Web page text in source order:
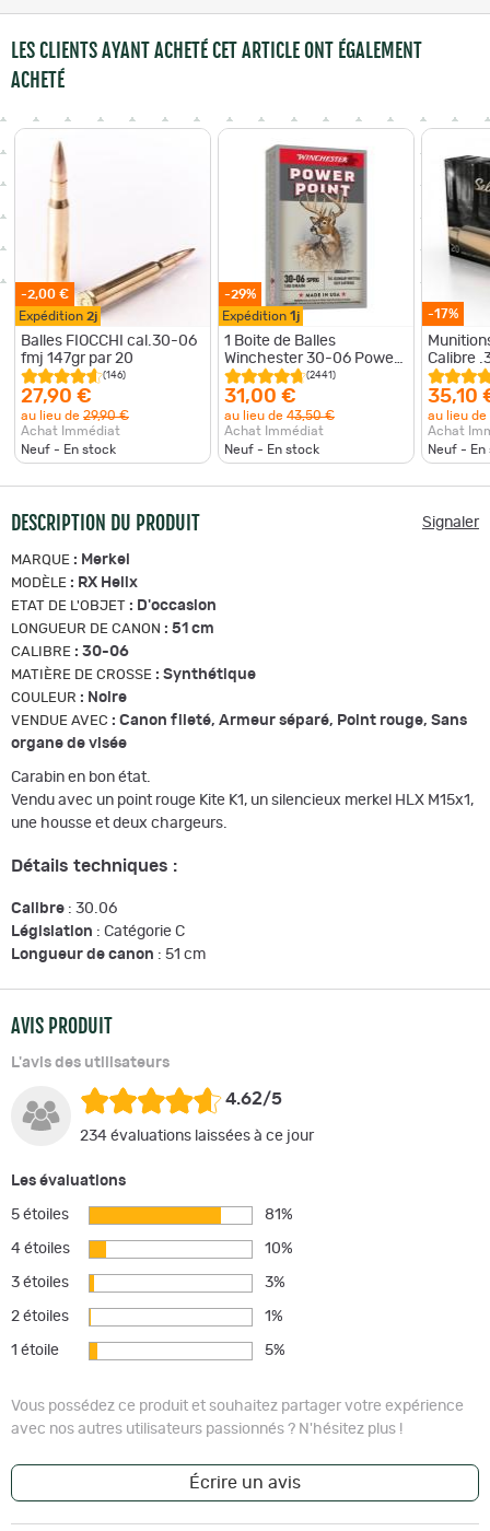
LES CLIENTS AYANT ACHETÉ CET ARTICLE ONT ÉGALEMENT
ACHETÉ
-2,00 €
Expédition 2j
Balles FIOCCHI cal.30-06
fmj 147gr par 20
(146)
27,90 €
au lieu de 29,90 €
Achat Immédiat
Neuf - En stock
-29%
Expédition 1j
1 Boite de Balles
Winchester 30-06 Power
Point 180gr (2441)
31,00 €
au lieu de 43,50 €
Achat Immédiat
Neuf - En stock
-17%
Calibre
grains
35,10
au lieu de
Achat
Neuf - En
DESCRIPTION DU PRODUIT Signaler
MARQUE : Merkel
MODÈLE : RX Helix
ETAT DE L'OBJET : D'occasion
LONGUEUR DE CANON : 51 cm
CALIBRE : 30-06
MATIÈRE DE CROSSE : Synthétique
COULEUR : Noire
VENDUE AVEC : Canon fileté, Armeur séparé, Point rouge, Sans
organe de visée
Carabin en bon état.
Vendu avec un point rouge Kite K1, un silencieux merkel HLX M15x1,
une housse et deux chargeurs.
Détails techniques :
Calibre : 30.06
Législation : Catégorie C
Longueur de canon : 51 cm
AVIS PRODUIT
L'avis des utilisateurs
4.62/5
234 évaluations laissées à ce jour
Les évaluations
5 étoiles 81%
4 étoiles 10%
3 étoiles 3%
2 étoiles 1%
1 étoile 5%
Vous possédez ce produit et souhaitez partager votre expérience
avec nos autres utilisateurs passionnés ? N'hésitez plus !
Écrire un avis